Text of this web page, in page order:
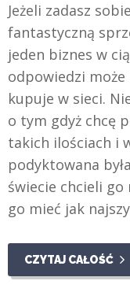
Jeżeli zadasz
fantastyczną
jeden biznes w
odpowiedzi
kupuje w sieci.
o tym gdyż chcę
takich ilościach i
podyktowana
świecie chcieli go
go mieć jak
CZYTAJ CAŁOŚĆ